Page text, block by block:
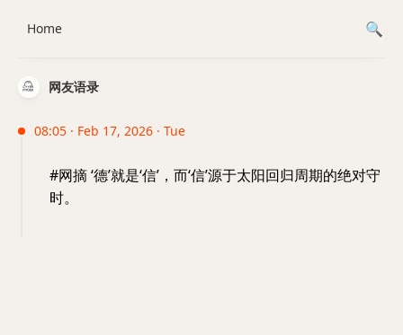
网友语录
08:05 · Feb 17, 2026 · Tue
#网摘 ‘德’就是‘信’，而‘信’源于太阳回归周期的绝对守
时。
Home